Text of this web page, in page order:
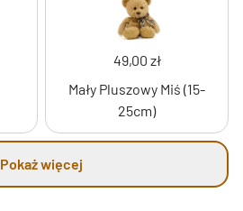
49,00 zł
Mały Pluszowy Miś (15-
25cm)
Pokaż więcej